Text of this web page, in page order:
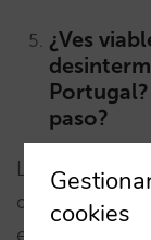
¿Ves
paso?
La
determinado
entre los
cookies